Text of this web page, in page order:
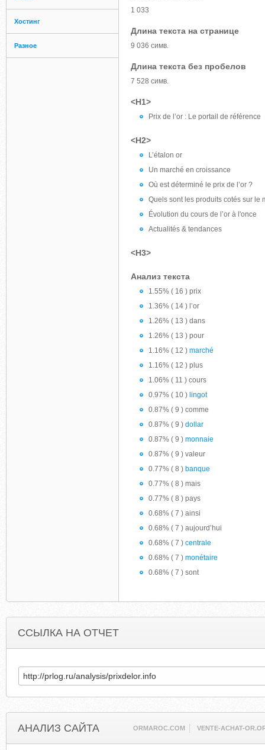
Хостинг
Разное
1 033
Длина текста на странице
9 036 симв.
Длина текста без пробелов
7 528 симв.
<H1>
Prix de l’or : Le portail de référence
<H2>
L’étalon or
Un marché en croissance
Où est déterminé le prix de l’or ?
Quels sont les produits cotés sur le
Évolution du cours de l’or à l'once
Actualités & tendances
<H3>
Анализ текста
1.55% ( 16 ) prix
1.36% ( 14 ) l’or
1.26% ( 13 ) dans
1.26% ( 13 ) pour
1.16% ( 12 ) marché
1.16% ( 12 ) plus
1.06% ( 11 ) cours
0.97% ( 10 ) lingot
0.87% ( 9 ) comme
0.87% ( 9 ) dollar
0.87% ( 9 ) monnaie
0.87% ( 9 ) valeur
0.77% ( 8 ) banque
0.77% ( 8 ) mais
0.77% ( 8 ) pays
0.68% ( 7 ) ainsi
0.68% ( 7 ) aujourd’hui
0.68% ( 7 ) centrale
0.68% ( 7 ) monétaire
0.68% ( 7 ) sont
ССЫЛКА НА ОТЧЕТ
АНАЛИЗ САЙТА ORMAROC.COM VENTE-ACHAT-